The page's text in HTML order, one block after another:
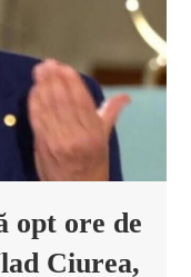
opt ore de
Ciurea,